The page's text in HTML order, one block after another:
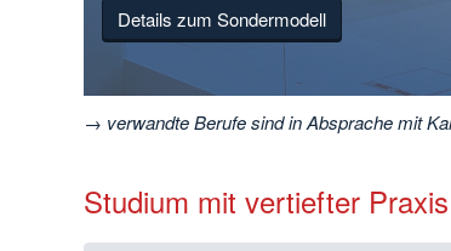
Details zum Sondermodell
→ verwandte Berufe sind in Absprache mit
Studium mit vertiefter